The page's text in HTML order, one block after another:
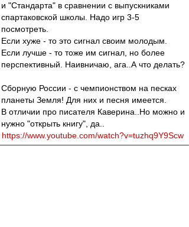
и "Стандарта" в сравнении с выпускниками
спартаковской школы. Надо игр 3-5
посмотреть.
Если хуже - то это сигнал своим молодым.
Если лучше - то тоже им сигнал, но более
перспективный. Наивничаю, ага..А что делать?
Сборную России - с чемпионством на песках
планеты Земля! Для них и песня имеется.
В отличии про писателя Каверина..Но можно и
нужно "открыть книгу", да..
https://www.youtube.com/watch?v=tuzhq9Y9Scw